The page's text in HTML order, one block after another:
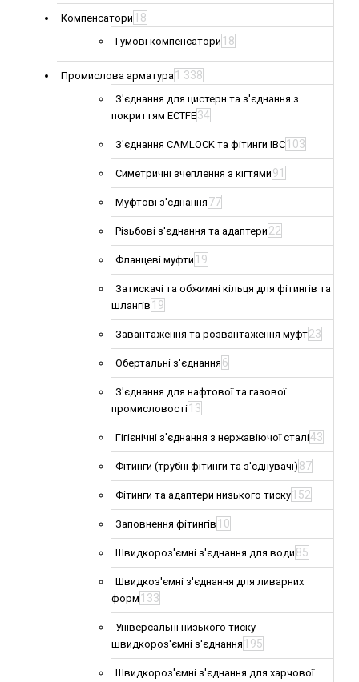
Компенсатори 18
Гумові компенсатори 18
Промислова арматура 1 338
З'єднання для цистерн та з'єднання з
покриттям ECTFE34
З'єднання CAMLOCK та фітинги IBC 103
Симетричні зчеплення з кігтями 91
Муфтові з'єднання 77
Різьбові з'єднання та адаптери 22
Фланцеві муфти 19
Затискачі та обжимні кільця для фітингів та
шлангів 19
Завантаження та розвантаження муфт23
Обертальні з'єднання 6
З'єднання для нафтової та газової
промисловості 13
Гігієнічні з'єднання з нержавіючої сталі43
Фітинги (трубні фітинги та з'єднувачі) 87
Фітинги та адаптери низького тиску 152
Заповнення фітингів 10
Швидкороз'ємні з'єднання для води 85
Швидкоз'ємні з'єднання для ливарних
форм 133
Універсальні низького тиску
швидкороз'ємні з'єднання 195
Швидкороз'ємні з'єднання для харчової